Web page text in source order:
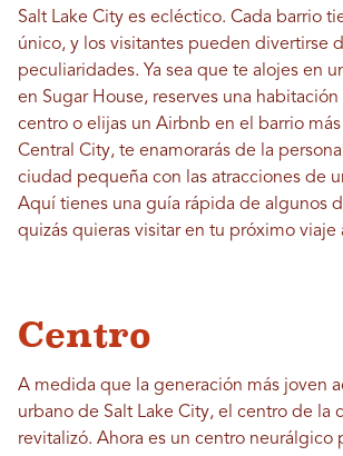
Salt Lake City es ecléctico. Cada barrio
único, y los visitantes pueden divertirse
peculiaridades. Ya sea que te alojes en
en Sugar House, reserves una habitación
centro o elijas un Airbnb en el barrio
Central City, te enamorarás de la
ciudad pequeña con las atracciones de
Aquí tienes una guía rápida de algunos
quizás quieras visitar en tu próximo viaje
Centro
A medida que la generación más joven
urbano de Salt Lake City, el centro de la
revitalizó. Ahora es un centro neurálgico